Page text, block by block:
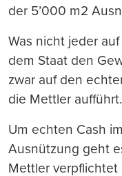
der 5’000 m2
Was nicht jeder
dem Staat den
zwar auf den
die Mettler aufführt.
Um echten Cash
Ausnützung geht
Mettler verpflichtet